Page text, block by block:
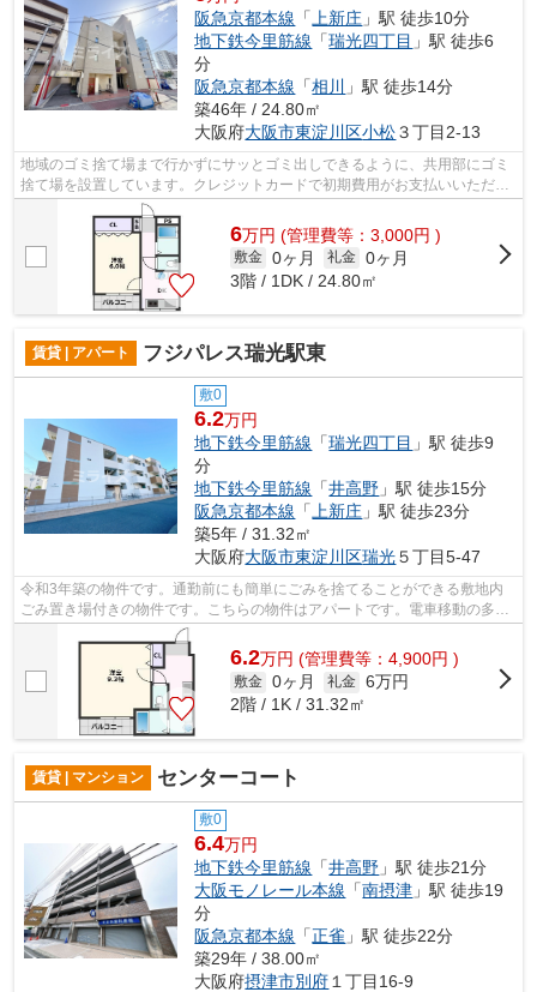
阪急京都本線 「 上新庄 」駅 徒歩10分
地下鉄今里筋線 「瑞光四丁目 」駅 徒歩6
分
阪急京都本線 「相川
」駅 徒歩14分
築46年 / 24.80㎡
大阪府大阪市東淀川区小松３丁目2-13
地域のゴミ捨て場まで行かずにサッとゴミ出しできるように、共用部にゴミ
捨て場を設置しています。クレジットカードで初期費用がお支払いいただけ
るので、決済の手間が軽減できます。...
6万円 (管理費等：3,000円 )
敷金 0ヶ月 礼金 0ヶ月
3階 / 1DK / 24.80㎡
賃貸 | アパート フジパレス瑞光駅東
敷0
6.2万円
地下鉄今里筋線 「瑞光四丁目 」駅 徒歩9
分
地下鉄今里筋線 「井高野 」駅 徒歩15分
阪急京都本線 「 上新庄 」駅 徒歩23分
築5年 / 31.32㎡
大阪府大阪市東淀川区瑞光５丁目5-47
令和3年築の物件です。通勤前にも簡単にごみを捨てることができる敷地内
ごみ置き場付きの物件です。こちらの物件はアパートです。電車移動の多い
方に嬉しい駅から徒歩9分の物件です。...
6.2万円 (管理費等：4,900円 )
敷金 0ヶ月 礼金 6万円
2階 / 1K / 31.32㎡
賃貸 | マンション センターコート
敷0
6.4万円
地下鉄今里筋線 「井高野 」駅 徒歩21分
大阪モノレール本線 「南摂津 」駅 徒歩19
分
阪急京都本線 「正雀 」駅 徒歩22分
築29年 / 38.00㎡
大阪府摂津市別府 １丁目16-9